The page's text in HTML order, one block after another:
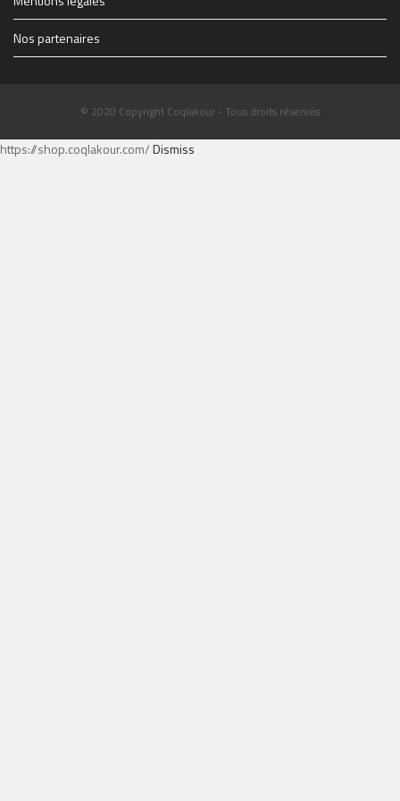
Nos partenaires
© 2020 Copyright Coqlakour - Tous droits réservés
https://shop.coqlakour.com/Dismiss